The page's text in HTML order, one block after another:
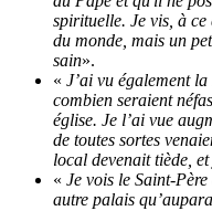
spirituelle. Je vis, à ce
du monde, mais un
sain».
« J’ai vu également
combien seraient
église. Je l’ai vue
de toutes sortes
local devenait tiède,
« Je vois le Saint-
autre palais